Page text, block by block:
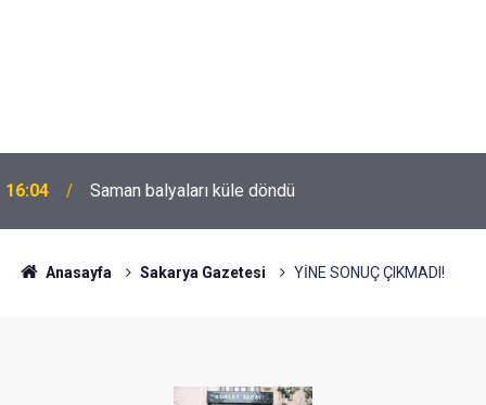
16:04 Saman balyaları küle döndü
Anasayfa Sakarya Gazetesi YİNE SONUÇ ÇIKMADI!